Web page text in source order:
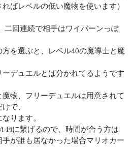
ばレベルの低い魔物を使います）
二回連続で相手はワイバーンっぽ
を選ぶと、レベル40の魔導士と魔
デュエルとは分かれてるようです
物、フリーデュエルは用意されて
で、
ります。
Fiに繋げるので、時間が合う方は
が誰も居なかった場合マリオカー